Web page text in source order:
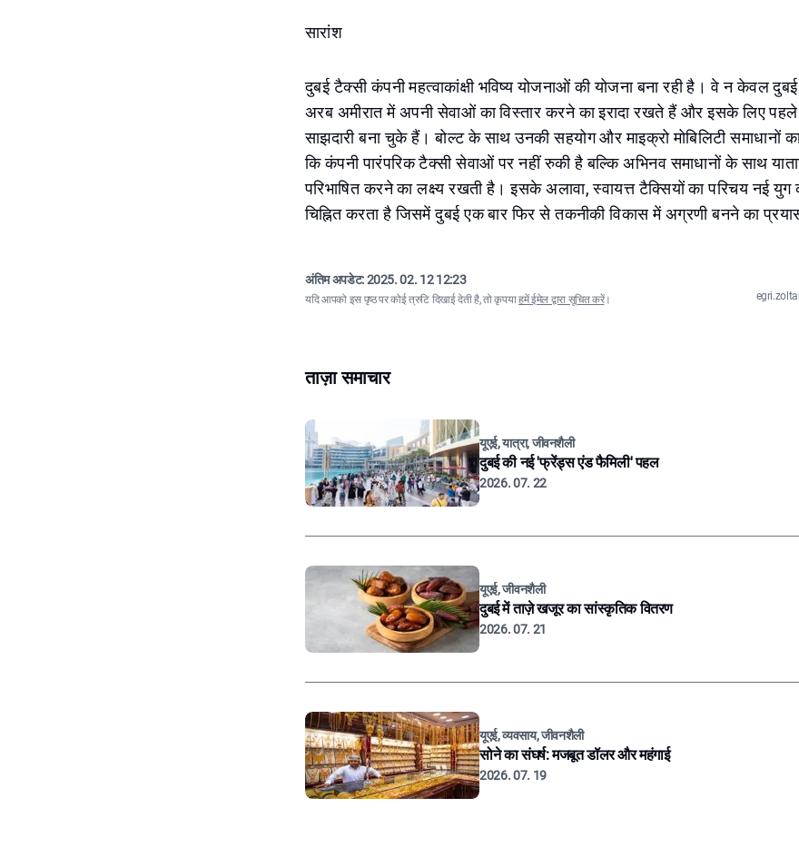
सारांश
दुबई टैक्सी कंपनी महत्वाकांक्षी भविष्य योजनाओं की योजना बना रही है। वे न केवल
अरब अमीरात में अपनी सेवाओं का विस्तार करने का इरादा रखते हैं और इसके लिए पहले
साझदारी बना चुके हैं। बोल्ट के साथ उनकी सहयोग और माइक्रो मोबिलिटी समाधानों
कि कंपनी पारंपरिक टैक्सी सेवाओं पर नहीं रुकी है बल्कि अभिनव समाधानों के साथ
परिभाषित करने का लक्ष्य रखती है। इसके अलावा, स्वायत्त टैक्सियों का परिचय नई
चिह्नित करता है जिसमें दुबई एक बार फिर से तकनीकी विकास में अग्रणी बनने का
अंतिम अपडेट:2025. 02. 12 12:23
यदि आपको इस पृष्ठ पर कोई त्रुटि दिखाई देती है, तो कृपयाहमें ईमेल द्वारा सूचित करें।
ताज़ा समाचार
यूएई, यात्रा, जीवनशैली
दुबई की नई 'फ्रेंड्स एंड फैमिली' पहल
2026. 07. 22
यूएई, जीवनशैली
दुबई में ताज़े खजूर का सांस्कृतिक वितरण
2026. 07. 21
यूएई, व्यवसाय, जीवनशैली
सोने का संघर्ष: मजबूत डॉलर और महंगाई
2026. 07. 19